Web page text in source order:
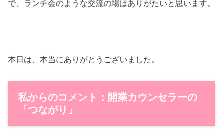
で、ランチ会のような交流の場はありがたいと思います。
本日は、本当にありがとうございました。
私からのコメント：開業カウンセラーの
「つながり」